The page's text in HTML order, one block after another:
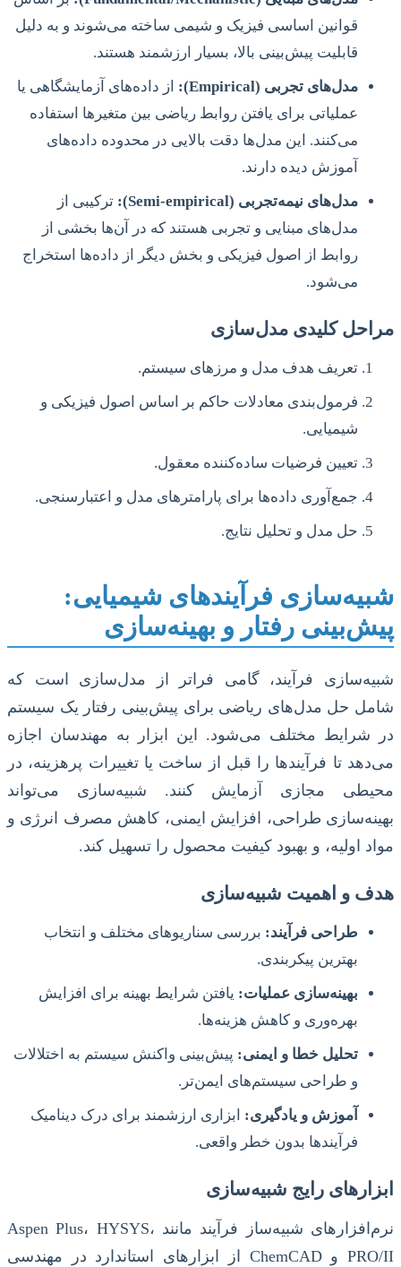
قوانین اساسی فیزیک و شیمی ساخته می‌شوند و به دلیل
قابلیت پیش‌بینی بالا، بسیار ارزشمند هستند.
مدل‌های تجربی (Empirical):
از داده‌های آزمایشگاهی یا
عملیاتی برای یافتن روابط ریاضی بین متغیرها استفاده
می‌کنند. این مدل‌ها دقت بالایی در محدوده داده‌های
آموزش دیده دارند.
مدل‌های نیمه‌تجربی (Semi-empirical):
ترکیبی از
مدل‌های مبنایی و تجربی هستند که در آن‌ها بخشی از
روابط از اصول فیزیکی و بخش دیگر از داده‌ها استخراج
می‌شود.
مراحل کلیدی مدل‌سازی
تعریف هدف مدل و مرزهای سیستم.
فرمول‌بندی معادلات حاکم بر اساس اصول فیزیکی و
شیمیایی.
تعیین فرضیات ساده‌کننده معقول.
جمع‌آوری داده‌ها برای پارامترهای مدل و اعتبارسنجی.
حل مدل و تحلیل نتایج.
شبیه‌سازی فرآیندهای شیمیایی:
پیش‌بینی رفتار و بهینه‌سازی
شبیه‌سازی فرآیند، گامی فراتر از مدل‌سازی است که
شامل حل مدل‌های ریاضی برای پیش‌بینی رفتار یک سیستم
در شرایط مختلف می‌شود. این ابزار به مهندسان اجازه
می‌دهد تا فرآیندها را قبل از ساخت یا تغییرات پرهزینه، در
محیطی مجازی آزمایش کنند. شبیه‌سازی می‌تواند
بهینه‌سازی طراحی، افزایش ایمنی، کاهش مصرف انرژی و
مواد اولیه، و بهبود کیفیت محصول را تسهیل کند.
هدف و اهمیت شبیه‌سازی
طراحی فرآیند: بررسی سناریوهای مختلف و انتخاب
بهترین پیکربندی.
بهینه‌سازی عملیات: یافتن شرایط بهینه برای افزایش
بهره‌وری و کاهش هزینه‌ها.
تحلیل خطا و ایمنی: پیش‌بینی واکنش سیستم به اختلالات
و طراحی سیستم‌های ایمن‌تر.
آموزش و یادگیری: ابزاری ارزشمند برای درک دینامیک
فرآیندها بدون خطر واقعی.
ابزارهای رایج شبیه‌سازی
نرم‌افزارهای شبیه‌ساز فرآیند مانند Aspen Plus، HYSYS،
PRO/II و ChemCAD از ابزارهای استاندارد در مهندسی